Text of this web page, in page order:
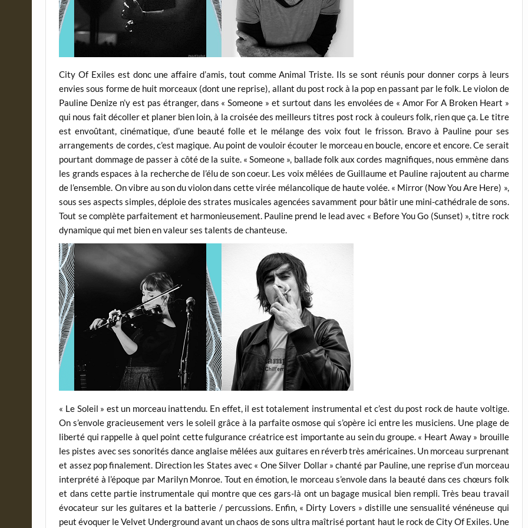
City Of Exiles est donc une affaire d’amis, tout comme Animal Triste. Ils se sont réunis pour donner corps à leurs
envies sous forme de huit morceaux (dont une reprise), allant du post rock à la pop en passant par le folk. Le violon de
Pauline Denize n’y est pas étranger, dans « Someone » et surtout dans les envolées de « Amor For A Broken Heart »
qui nous fait décoller et planer bien loin, à la croisée des meilleurs titres post rock à couleurs folk, rien que ça. Le titre
est envoûtant, cinématique, d’une beauté folle et le mélange des voix fout le frisson. Bravo à Pauline pour ses
arrangements de cordes, c’est magique. Au point de vouloir écouter le morceau en boucle, encore et encore. Ce serait
pourtant dommage de passer à côté de la suite. « Someone », ballade folk aux cordes magnifiques, nous emmène dans
les grands espaces à la recherche de l’élu de son coeur. Les voix mêlées de Guillaume et Pauline rajoutent au charme
de l’ensemble. On vibre au son du violon dans cette virée mélancolique de haute volée. « Mirror (Now You Are Here) »,
sous ses aspects simples, déploie des strates musicales agencées savamment pour bâtir une mini-cathédrale de sons.
Tout se complète parfaitement et harmonieusement. Pauline prend le lead avec « Before You Go (Sunset) », titre rock
dynamique qui met bien en valeur ses talents de chanteuse.
« Le Soleil » est un morceau inattendu. En effet, il est totalement instrumental et c’est du post rock de haute voltige.
On s’envole gracieusement vers le soleil grâce à la parfaite osmose qui s’opère ici entre les musiciens. Une plage de
liberté qui rappelle à quel point cette fulgurance créatrice est importante au sein du groupe. « Heart Away » brouille
les pistes avec ses sonorités dance anglaise mêlées aux guitares en réverb très américaines. Un morceau surprenant
et assez pop finalement. Direction les States avec « One Silver Dollar » chanté par Pauline, une reprise d’un morceau
interprété à l’époque par Marilyn Monroe. Tout en émotion, le morceau s’envole dans la beauté dans ces chœurs folk
et dans cette partie instrumentale qui montre que ces gars-là ont un bagage musical bien rempli. Très beau travail
évocateur sur les guitares et la batterie / percussions. Enfin, « Dirty Lovers » distille une sensualité vénéneuse qui
peut évoquer le Velvet Underground avant un chaos de sons ultra maîtrisé portant haut le rock de City Of Exiles. Une